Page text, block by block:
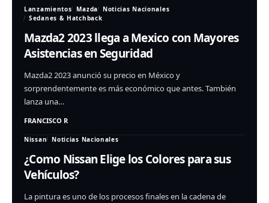
Lanzamientos Mazda
Noticias Nacionales
Sedanes & Hatchback
Mazda2 2023 llega a Mexico con Mayores
Asistencias en Seguridad
Mazda2 2023 anunció su precio en México y
sorprendentemente es más económico que antes. También
lanza una…
FRANCISCO R
Nissan Noticias Nacionales
¿Como Nissan Elige los Colores para sus
Vehículos?
La pintura es uno de los procesos finales en la cadena de